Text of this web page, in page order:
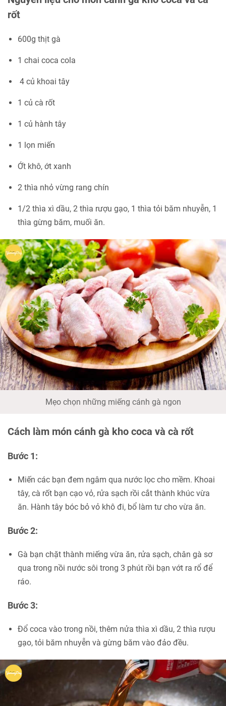
rốt
600g thịt gà
1 chai coca cola
4 củ khoai tây
1 củ cà rốt
1 củ hành tây
1 lọn miến
Ớt khô, ớt xanh
2 thìa nhỏ vừng rang chín
1/2 thìa xì dầu, 2 thìa rượu gạo, 1 thìa tỏi băm nhuyễn, 1
thìa gừng băm, muối ăn.
Mẹo chọn những miếng cánh gà ngon
Cách làm món cánh gà kho coca và cà rốt
Bước 1:
Miến các bạn đem ngâm qua nước lọc cho mềm. Khoai
tây, cà rốt bạn cạo vỏ, rửa sạch rồi cắt thành khúc vừa
ăn. Hành tây bóc bỏ vỏ khô đi, bổ làm tư cho vừa ăn.
Bước 2:
Gà bạn chặt thành miếng vừa ăn, rửa sạch, chân gà sơ
qua trong nồi nước sôi trong 3 phút rồi bạn vớt ra rổ để
ráo.
Bước 3:
Đổ coca vào trong nồi, thêm nửa thìa xì dầu, 2 thìa rượu
gạo, tỏi băm nhuyễn và gừng băm vào đảo đều.